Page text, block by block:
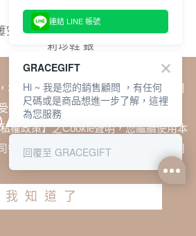
空瑪
小花園蝴蝶結細帶後簍空瑪
莉珍鞋 銀
TWD $1880
本網站會在您的電腦中放置並取用我們
Cookie時應如何變更電腦的Cookie設
權政策】之Cookie聲明，您繼續使用本
得按本網站使用條款之Cookie聲明使用
我知道了
連結 LINE 帳號
GRACEGIFT
Hi ~ 我是您的銷售顧問 ，有任何
尺碼或是商品想進一步了解，這裡
為您服務
回覆至 GRACEGIFT